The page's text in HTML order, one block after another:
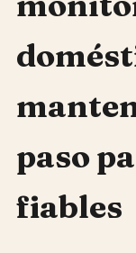
paso
fiables